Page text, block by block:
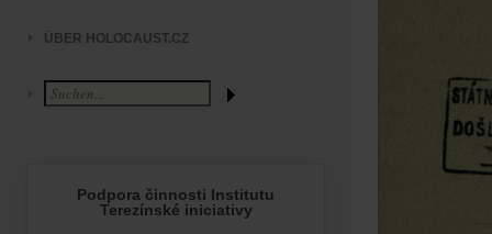
ÜBER HOLOCAUST.CZ